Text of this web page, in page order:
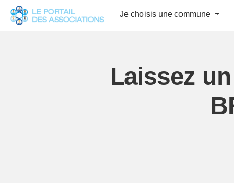
Je choisis une commune
Laissez
Panneau de gestion des cookies